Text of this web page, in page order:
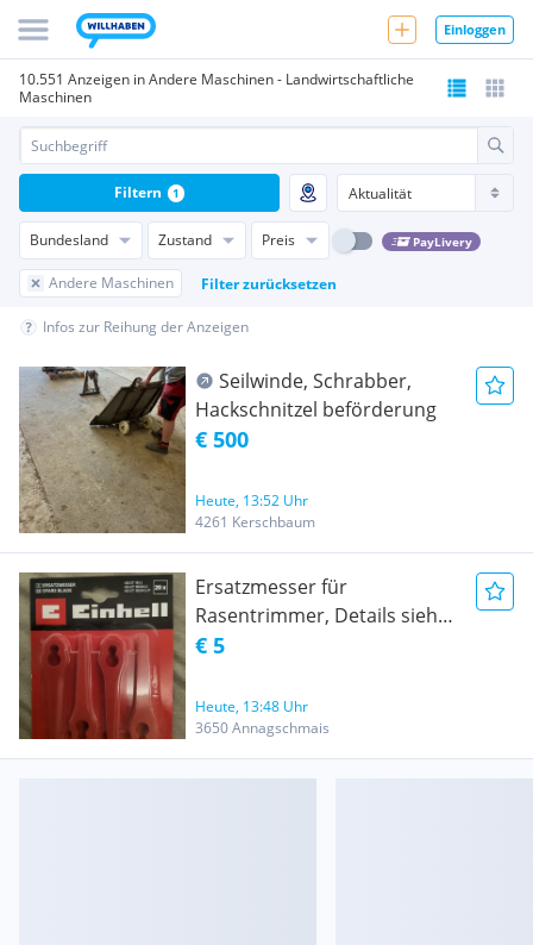
Einloggen
10.551 Anzeigen in Andere Maschinen - Landwirtschaftliche
Maschinen
Bundesland Zustand Preis PayLivery
Andere Maschinen Filter zurücksetzen
Filtern 1
Infos zur Reihung der Anzeigen
Seilwinde, Schrabber,
Hackschnitzel beförderung
€ 500
Heute, 13:52 Uhr
4261 Kerschbaum
Ersatzmesser für
Rasentrimmer, Details siehe
Fotos
€ 5
Heute, 13:48 Uhr
3650 Annagschmais